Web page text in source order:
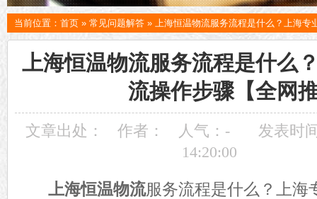
当前位置： 首页 » 常见问题解答 » 上海恒温物流服务流程是什么？上海专
上海恒温物流服务流程是什么
流操作步骤【全网
文章出处： 作者： 人气： -
发表时
14:20:00
上海恒温物流服务流程是什么？上海